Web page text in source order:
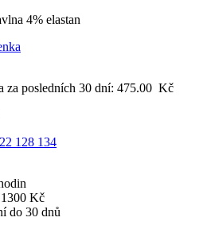
4% elastan
za posledních 30 dní: 475.00 Kč
128 134
Kč
do 30 dnů